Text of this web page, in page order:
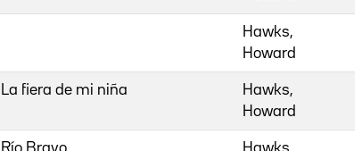
Hawks,
Howard
La fiera de mi niña
Hawks,
Howard
Río Bravo
Hawks,